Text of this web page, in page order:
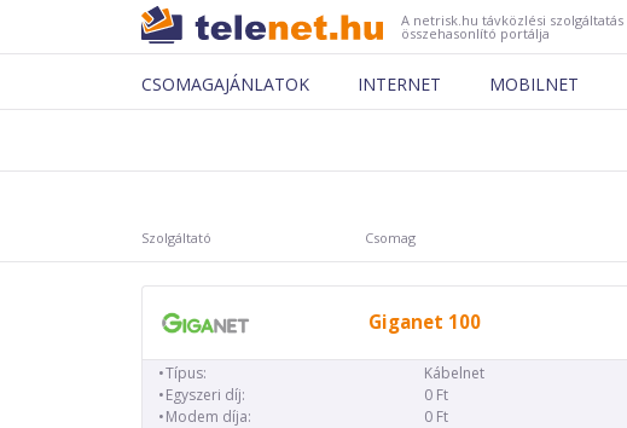
A netrisk.hu távközlési szolgáltatás
összehasonlító portálja
CSOMAGAJÁNLATOK INTERNET MOBILNET
Szolgáltató Csomag
Giganet 100
Típus:
Kábelnet
Egyszeri díj:
0 Ft
Modem díja:
0 Ft